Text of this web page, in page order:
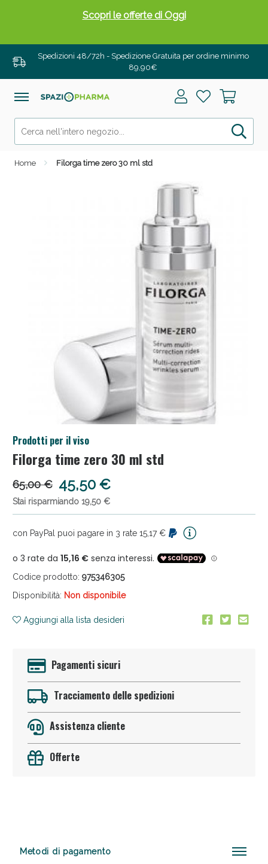
Spedizioni 48/72h - Spedizione Gratuita per ordine minimo
89,90€
Home Filorga time zero 30 ml std
Prodotti per il viso
Filorga time zero 30 ml std
65,00 € 45,50 €
Stai risparmiando 19,50 €
con PayPal puoi pagare in 3 rate 15,17 €
Codice prodotto: 975346305
Disponibilità: Non disponibile
Aggiungi alla lista desideri
Pagamenti sicuri
Tracciamento delle spedizioni
Assistenza cliente
Offerte
Metodi di pagamento
Scopri le offerte di Oggi
Drenanti e Pancia Piatta: Sconti fino al 55% validi
solo per OGGI!
Salini e Multivitaminici: oggi Sconto extra fino al
Anticellulite e Fanghi: Sconto fino al 40% valido